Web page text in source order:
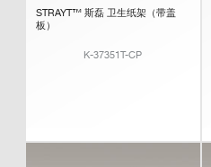
STRAYT™ 斯磊 卫生纸架（带盖
板）
K-37351T-CP